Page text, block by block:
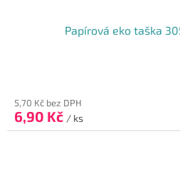
Papírová eko taška
produktu
je
5,0
5,70 Kč bez DPH
6,90 Kč / ks